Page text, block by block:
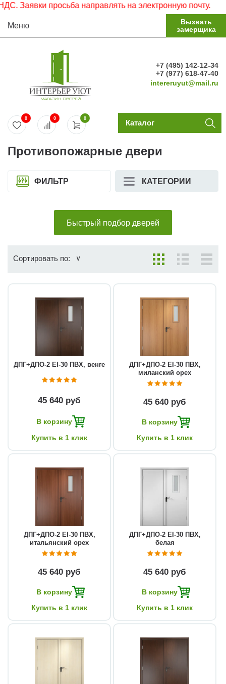
просьба направлять на электронную почту.
Меню
Вызвать
замерщика
+7 (495) 142-12-34
+7 (977) 618-47-40
intereruyut@mail.ru
0
0 0 Каталог
Противопожарные двери
ФИЛЬТР КАТЕГОРИИ
Быстрый подбор дверей
Сортировать по:
ДПГ+ДПО-2 EI-30 ПВХ, венге
45 640 руб
В корзину
Купить в 1 клик
ДПГ+ДПО-2 EI-30 ПВХ,
миланский орех
45 640 руб
В корзину
Купить в 1 клик
ДПГ+ДПО-2 EI-30 ПВХ,
итальянский орех
45 640 руб
В корзину
Купить в 1 клик
ДПГ+ДПО-2 EI-30 ПВХ,
белая
45 640 руб
В корзину
Купить в 1 клик